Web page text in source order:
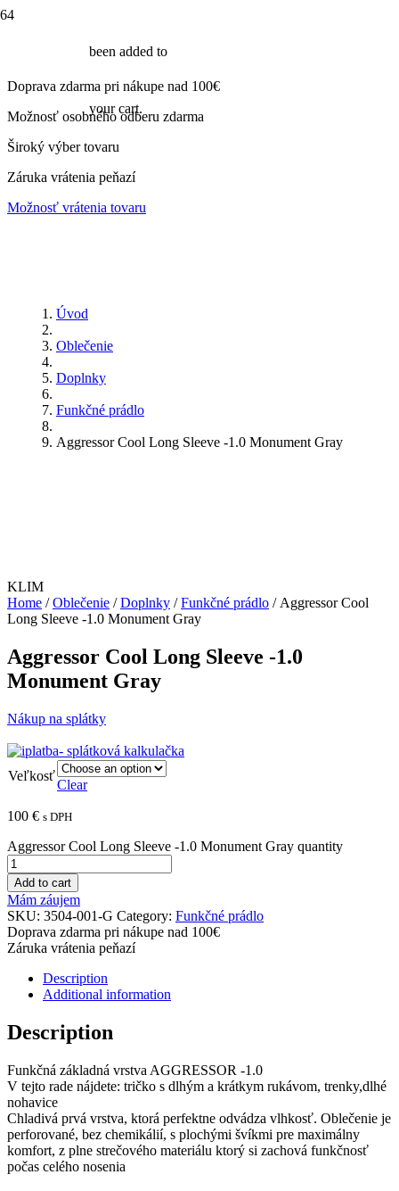
been added to
your cart.
Doprava zdarma pri nákupe nad 100€
Možnosť osobného odberu zdarma
Široký výber tovaru
Záruka vrátenia peňazí
Možnosť vrátenia tovaru
Úvod
Oblečenie
Doplnky
Funkčné prádlo
Aggressor Cool Long Sleeve -1.0 Monument Gray
KLIM
Home /Oblečenie /Doplnky /Funkčné prádlo / Aggressor Cool
Long Sleeve -1.0 Monument Gray
Aggressor Cool Long Sleeve -1.0
Monument Gray
Nákup na splátky
Veľkosť
Clear
100 € s DPH
Aggressor Cool Long Sleeve -1.0 Monument Gray quantity
Add to cart
Mám záujem
SKU: 3504-001-G Category: Funkčné prádlo
Doprava zdarma pri nákupe nad 100€
Záruka vrátenia peňazí
Description
Additional information
Description
Funkčná základná vrstva AGGRESSOR -1.0
V tejto rade nájdete: tričko s dlhým a krátkym rukávom, trenky,dlhé
nohavice
Chladivá prvá vrstva, ktorá perfektne odvádza vlhkosť. Oblečenie je
perforované, bez chemikálií, s plochými švíkmi pre maximálny
komfort, z plne strečového materiálu ktorý si zachová funkčnosť
počas celého nosenia